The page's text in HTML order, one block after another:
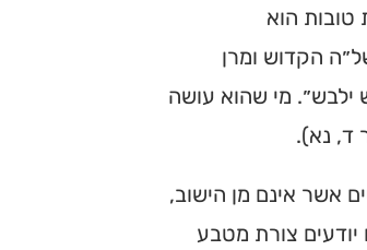
טובות הוא
הקדוש ומרן
ילבש״. מי שהוא עושה
ד, נא).
אשר אינם מן הישוב,
יודעים צורת מטבע